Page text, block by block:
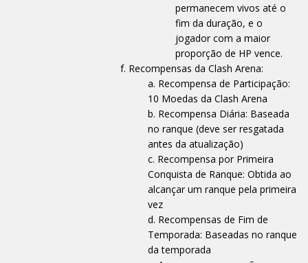
permanecem vivos até o
fim da duração, e o
jogador com a maior
proporção de HP vence.
Recompensas da Clash Arena:
Recompensa de Participação:
10 Moedas da Clash Arena
Recompensa Diária: Baseada
no ranque (deve ser resgatada
antes da atualização)
Recompensa por Primeira
Conquista de Ranque: Obtida ao
alcançar um ranque pela primeira
vez
Recompensas de Fim de
Temporada: Baseadas no ranque
da temporada